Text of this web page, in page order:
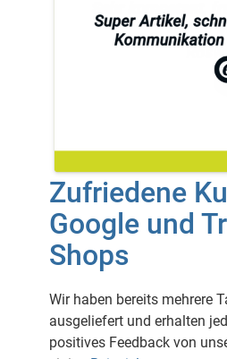
Zufriedene
Google und
Shops
Wir haben bereits mehrere
ausgeliefert und erhalten
positives Feedback von